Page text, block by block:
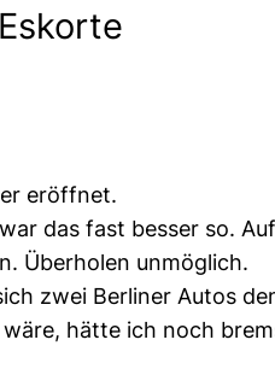
eröffnet.
das fast besser so.
Überholen unmöglich.
zwei Berliner Autos
hätte ich noch